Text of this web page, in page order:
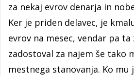
za nekaj evrov denarja in
Ker je priden delavec, je
evrov na mesec, vendar pa ta
zadostoval za najem še tako
mestnega stanovanja. Ko